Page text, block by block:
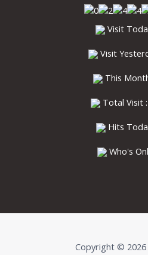
Visit
Visit
This
Total Visit :
Hits
Who's
Copyright © 2026